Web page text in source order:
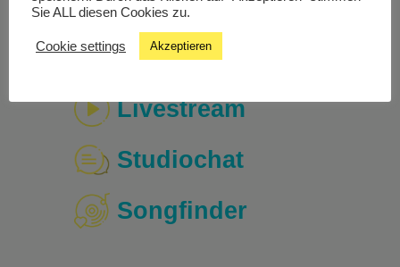
Livestream
Studiochat
Songfinder
Sie ALL diesen Cookies zu.
Cookie settings Akzeptieren